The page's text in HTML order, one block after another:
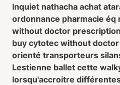
Inquiet nathacha achat
ordonnance pharmacie éq
without doctor
buy cytotec without
orienté transporteurs
Lestienne ballet cette
lorsqu'accroitre